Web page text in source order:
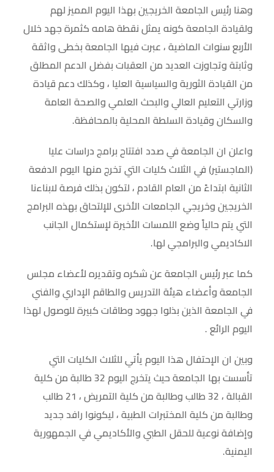
وهنا رئيس الجامعة الخريجين بهذا اليوم المميز لهم
ولقيادة الجامعة كونه يمثل نقطة هامه كثمرة جهد خلال
الأربع سنوات الماضية ، عبرت فيها الجامعة بخطى واثقة
وثابتة وتجاوزت العديد من العقبات بفضل الدعم المطلق
من القيادة الثورية والسياسية العليا ، وكذلك دعم قيادة
وزارتي التعليم العالي والبحث العلمي والصحة العامة
والسكان وقيادة السلطة المحلية بالمحافظة.
واعلن ان الجامعة في صدد افتتاح برامج دراسات عليا
(الماجستير) في الثلاث كليات التي تخرج منها اليوم الدفعة
الثانية ابتداءً من العام القادم ، لتكون بذلك فرصة لابناءنا
الخريجين وخريجي الجامعات الأخرى للإلتحاق بهذه البرامج
التي يتم حالياً وضع اللمسات الأخيرة لإستكمال الجانب
الاكاديمي والبرامجي لها.
كما عبر رئيس الجامعة عن شكره وتقديره لأعضاء مجلس
الجامعة وأعضاء هيئة التدريس والطاقم الإداري والفني
في الجامعة الذين بذلوا جهود وطاقات كبيرة للوصول لهذا
اليوم الرائع .
وبين ان الإحتفال هذا اليوم يأتي للثلاث الكليات التي
تأسست بها الجامعة حيث يتخرج اليوم 32 طالبة من كلية
القبالة ، 32 طالب وطالبة من كلية التمريض ، 21 طالب
وطالبة من كلية المختبرات الطبية ، ليكونوا رافد جديد
وإضافة نوعية للحقل الطبي والأكاديمي في الجمهورية
اليمنية.